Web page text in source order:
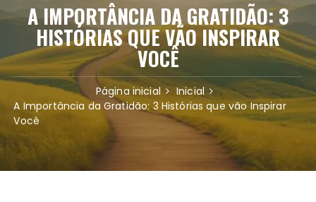
A IMPORTÂNCIA DA GRATIDÃO: 3
HISTÓRIAS QUE VÃO INSPIRAR
VOCÊ
Página inicial
Inicial
A Importância da Gratidão: 3 Histórias que vão Inspirar
Você